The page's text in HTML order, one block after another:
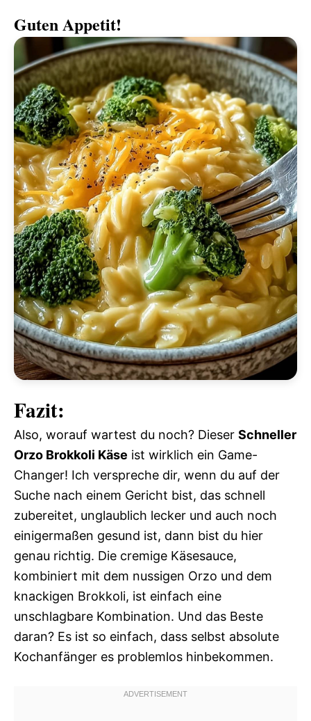
Guten Appetit!
Fazit:
Also, worauf wartest du noch? Dieser Schneller
Orzo Brokkoli Käse ist wirklich ein Game-
Changer! Ich verspreche dir, wenn du auf der
Suche nach einem Gericht bist, das schnell
zubereitet, unglaublich lecker und auch noch
einigermaßen gesund ist, dann bist du hier
genau richtig. Die cremige Käsesauce,
kombiniert mit dem nussigen Orzo und dem
knackigen Brokkoli, ist einfach eine
unschlagbare Kombination. Und das Beste
daran? Es ist so einfach, dass selbst absolute
Kochanfänger es problemlos hinbekommen.